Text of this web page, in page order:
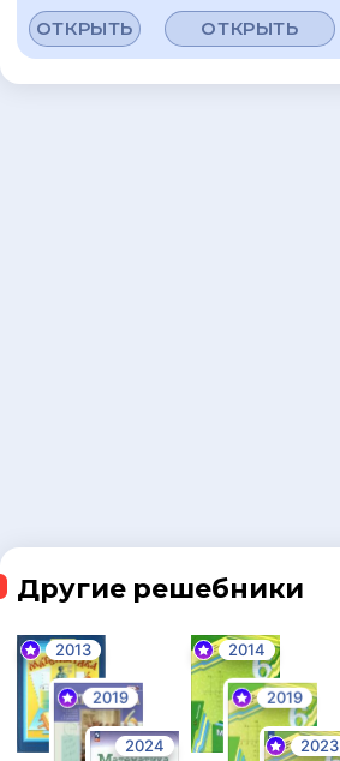
ОТКРЫТЬ ОТКРЫТЬ
Другие решебники
2013
2019
2024
2014
2019
2023